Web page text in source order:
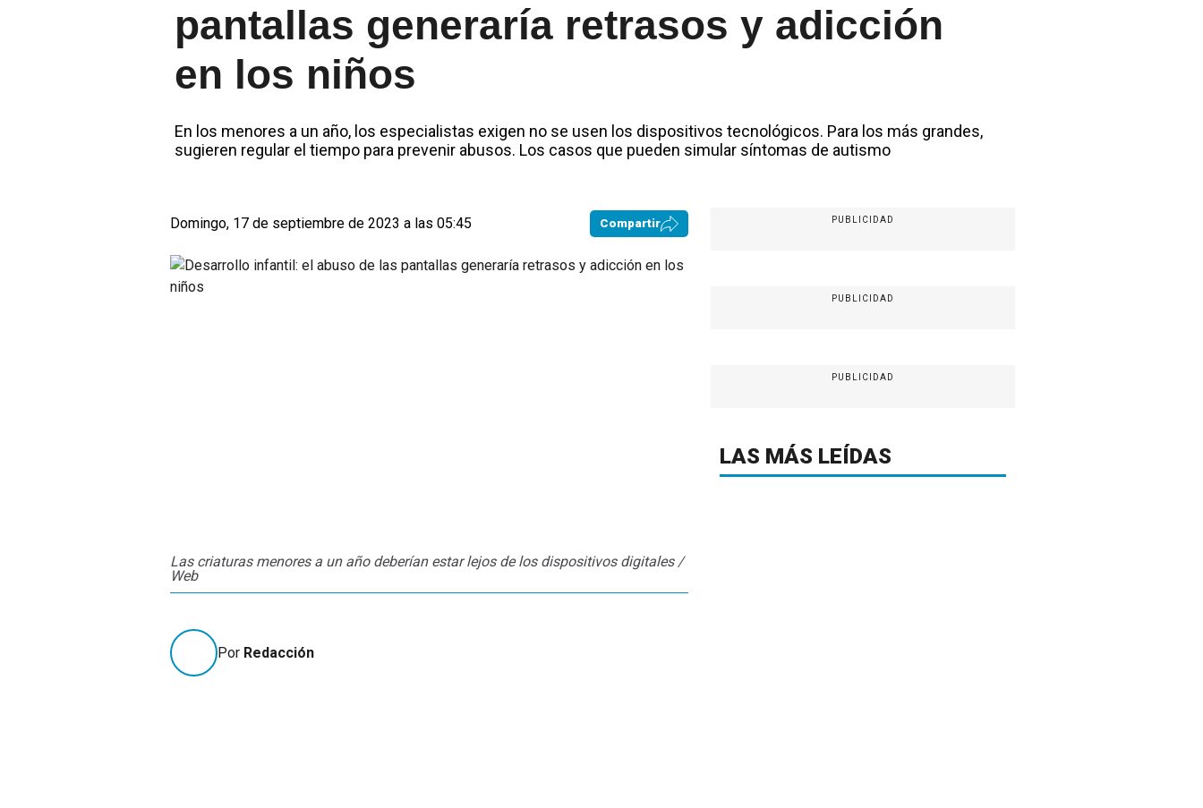
pantallas generaría retrasos y adicción
en los niños
En los menores a un año, los especialistas exigen no se usen los dispositivos tecnológicos. Para los más grandes,
sugieren regular el tiempo para prevenir abusos. Los casos que pueden simular síntomas de autismo
Domingo, 17 de septiembre de 2023 a las 05:45 Compartir
Las criaturas menores a un año deberían estar lejos de los dispositivos digitales /
Web
Por Redacción
PUBLICIDAD
PUBLICIDAD
PUBLICIDAD
LAS MÁS LEÍDAS